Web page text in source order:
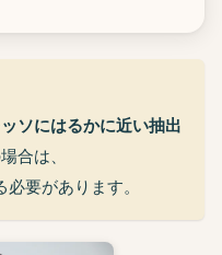
ソにはるかに近い抽出
合は、
必要があります。